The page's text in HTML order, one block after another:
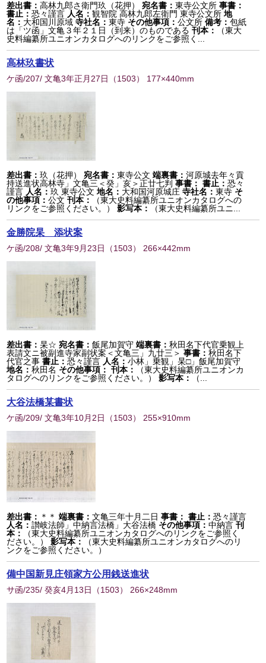
差出書：高林九郎さ衛門玖（花押） 宛名書：東寺公文所 事書：
書止：恐々謹言 人名：観智院 高林九郎左衛門 東寺公文所 地
名： 大和国川原域 寺社名：東寺 その他事項：公文所 備考：包紙
は「ツ函」文亀３年２１日（到来）のものである 刊本：
（東大
史料編纂所ユニオンカタログへのリンクをご参照く...
高林玖書状
ケ函/207/ 文亀3年正月27日 （1503） 177×440mm
差出書：玖（花押） 宛名書：東寺公文 端裏書：河原城去年々貢
持送進状高林寺」文亀三＜癸」亥＞正廿七判 事書： 書止：恐々
謹言 人名：玖 東寺公文 地名： 大和国河原城庄 寺社名：東寺 そ
の他事項：公文刊本：
（東大史料編纂所ユニオンカタログへの
リンクをご参照ください。）
影写本： （東大史料編纂所ユニ...
金勝院杲 添状案
ケ函/208/ 文亀3年9月23日 （1503） 266×442mm
差出書：杲☆ 宛名書：飯尾加賀守 端裏書：秋田名下代官乗観上
表請文ニ被副進寺家副状案＜文亀三」九廿三＞ 事書：秋田名下
代官之事書止：恐々謹言 人名：小林」乗観」杲□」飯尾加賀守
地名：秋田名 その他事項： 刊本：
（東大史料編纂所ユニオンカ
タログへのリンクをご参照ください。）
影写本： （...
大谷法橋某書状
ケ函/209/ 文亀3年10月2日 （1503） 255×910mm
差出書： ＊＊ 端裏書：文亀三年十月二日 事書： 書止：恐々謹言
人名：讃岐法師」中納言法橋」大谷法橋 その他事項：中納言刊
本：
（東大史料編纂所ユニオンカタログへのリンクをご参照く
ださい。）
影写本：
（東大史料編纂所ユニオンカタログへのリ
ンクをご参照ください。）
備中国新見庄領家方公用銭送進状
サ函/235/ 癸亥4月13日 （1503） 266×248mm